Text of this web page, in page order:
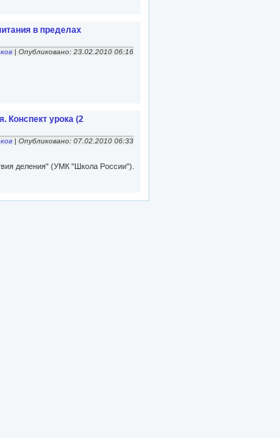
в пределах
| Опубликовано: 23.02.2010 06:16
Конспект урока (2
| Опубликовано: 07.02.2010 06:33
деления" (УМК "Школа России").